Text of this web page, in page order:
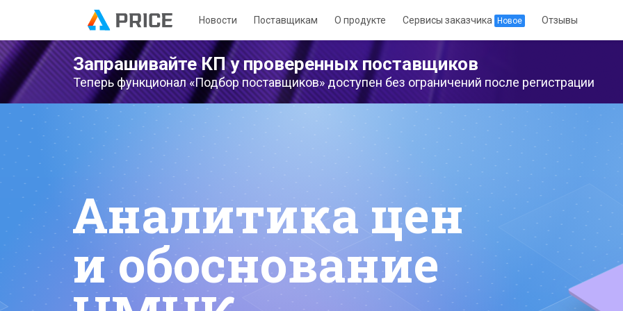
Новости Поставщикам О продукте Сервисы заказчика Новое Отзывы
Запрашивайте КП у проверенных поставщиков
Теперь функционал «Подбор поставщиков» доступен без ограничений после регистрации
Аналитика цен
и обоснование